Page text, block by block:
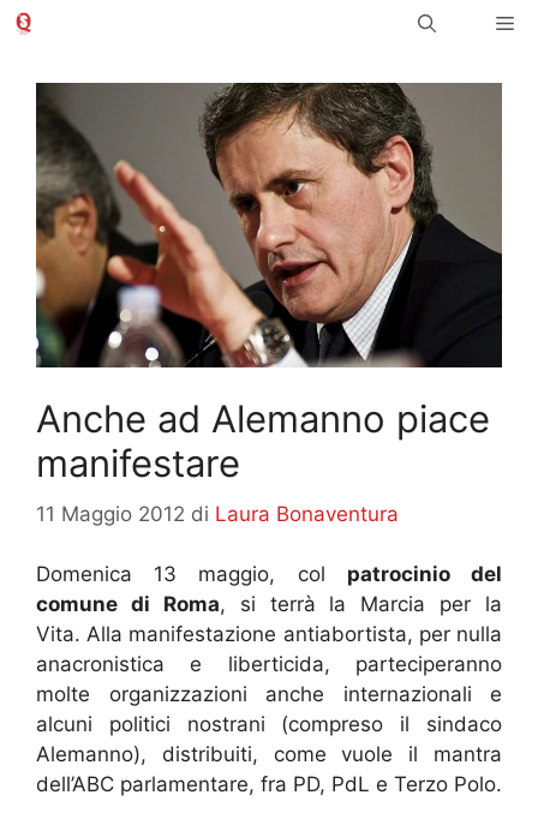
Vai
Anche ad Alemanno piace
manifestare
11 Maggio 2012 di Laura Bonaventura
Domenica 13 maggio, col patrocinio del
comune di Roma, si terrà la Marcia per la
Vita. Alla manifestazione antiabortista, per nulla
anacronistica e liberticida, parteciperanno
molte organizzazioni anche internazionali e
alcuni politici nostrani (compreso il sindaco
Alemanno), distribuiti, come vuole il mantra
dell’ABC parlamentare, fra PD, PdL e Terzo Polo.